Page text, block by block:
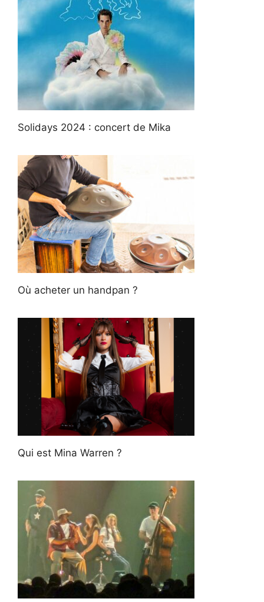
Solidays 2024 : concert de Mika
Où acheter un handpan ?
Qui est Mina Warren ?